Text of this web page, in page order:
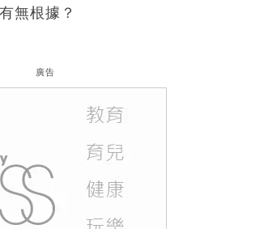
有無根據？
廣告